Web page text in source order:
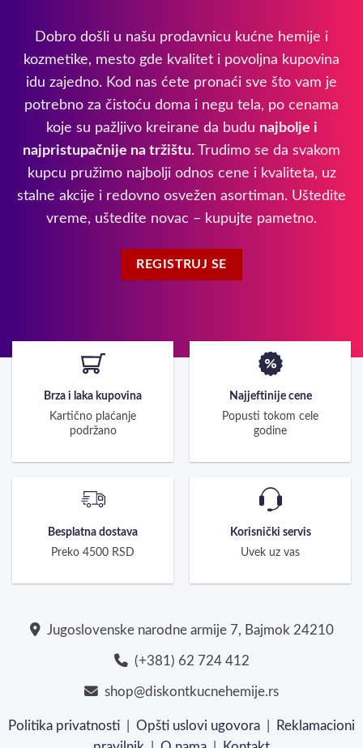
Dobro došli u našu prodavnicu kućne hemije i
kozmetike, mesto gde kvalitet i povoljna kupovina
idu zajedno. Kod nas ćete pronaći sve što vam je
potrebno za čistoću doma i negu tela, po cenama
koje su pažljivo kreirane da budu najbolje i
najpristupačnije na tržištu. Trudimo se da svakom
kupcu pružimo najbolji odnos cene i kvaliteta, uz
stalne akcije i redovno osvežen asortiman. Uštedite
vreme, uštedite novac – kupujte pametno.
REGISTRUJ SE
Brza i laka kupovina
Kartično plaćanje
podržano
Najjeftinije cene
Popusti tokom cele
godine
Besplatna dostava
Preko 4500 RSD
Korisnički servis
Uvek uz vas
Jugoslovenske narodne armije 7, Bajmok 24210
(+381) 62 724 412
shop@diskontkucnehemije.rs
Politika privatnosti Opšti uslovi ugovora
Reklamacioni